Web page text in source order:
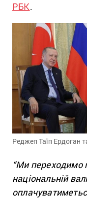
РБК.
Реджеп Таїп Ердоган
“Ми переходимо
національній